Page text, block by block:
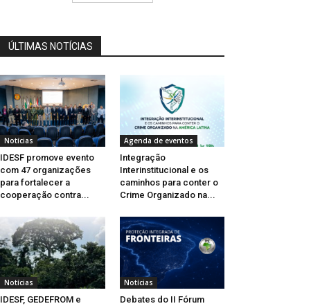
ÚLTIMAS NOTÍCIAS
Notícias
IDESF promove evento
com 47 organizações
para fortalecer a
cooperação contra...
Agenda de eventos
Integração
Interinstitucional e os
caminhos para conter o
Crime Organizado na...
Notícias
IDESF, GEDEFROM e
Notícias
Debates do II Fórum